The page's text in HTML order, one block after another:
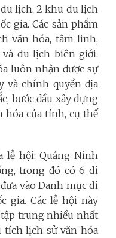
lịch, 2 khu du lịch
gia. Các sản phẩm
văn hóa, tâm linh,
du lịch biên giới.
luôn nhận được sự
và chính quyền địa
bước đầu xây dựng
hóa của tỉnh, cụ thể
lễ hội: Quảng Ninh
trong đó có 6 di
vào Danh mục di
gia. Các lễ hội này
trung nhiều nhất
tích lịch sử văn hóa